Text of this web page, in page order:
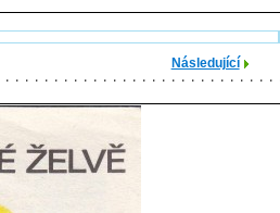
Následující